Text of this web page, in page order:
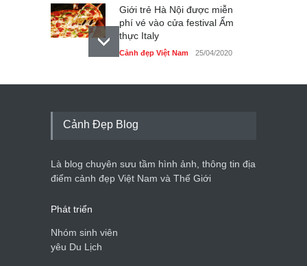
Giới trẻ Hà Nội được miễn
phí vé vào cửa festival Ẩm
thực Italy
Cảnh đẹp Việt Nam 25/04/2020
Tam giác mạch khoe sắc
du lịch quốc gia
Cảnh đẹp Việt Nam 24/04/2020
Cảnh Đẹp Blog
Là blog chuyên sưu tầm hình ảnh, thông tin địa
điểm cảnh đẹp Việt Nam và Thế Giới
Phát triển
Nhóm sinh viên
yêu Du Lịch